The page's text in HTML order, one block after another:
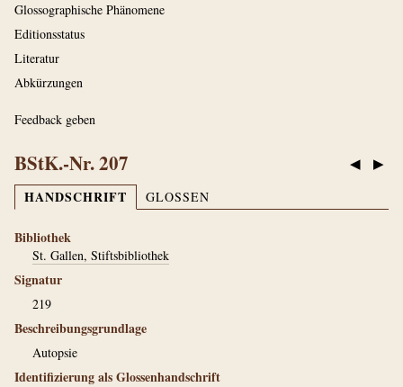
Glossographische Phänomene
Editionsstatus
Literatur
Abkürzungen
Feedback geben
◀ ▶
BStK.-Nr. 207
HANDSCHRIFT GLOSSEN
Bibliothek
St. Gallen, Stiftsbibliothek
Signatur
219
Beschreibungsgrundlage
Autopsie
Identifizierung als Glossenhandschrift